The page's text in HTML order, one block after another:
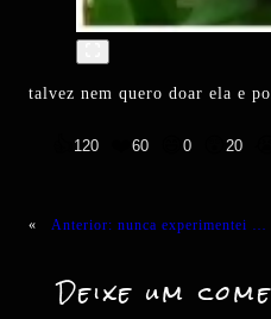
talvez nem quero doar ela e
120 60 0 20
« Anterior: nunca experimentei …
Deixe um